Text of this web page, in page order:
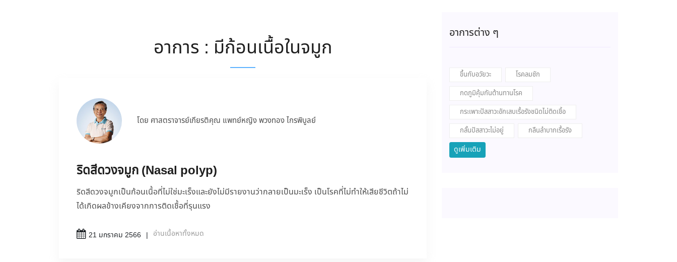
อาการ : มีก้อนเนื้อในจมูก
โดย ศาสตราจารย์เกียรติคุณ แพทย์หญิง พวงทอง ไกรพิบูลย์
ริดสีดวงจมูก (Nasal polyp)
ริดสีดวงจมูกเป็นก้อนเนื้อที่ไม่ใช่มะเร็งและยังไม่มีรายงานว่ากลายเป็นมะเร็ง เป็นโรคที่ไม่ทำให้เสียชีวิตถ้าไม่
ได้เกิดผลข้างเคียงจากการติดเชื้อที่รุนแรง
21 มกราคม 2566 อ่านเนื้อหาทั้งหมด
อาการต่าง ๆ
ขึ้นกับอวัยวะ
โรคลมชัก
กดภูมิคุ้มกันต้านทานโรค
กระเพาะปัสสาวะอักเสบเรื้อรังชนิดไม่ติดเชื้อ
กลั้นปัสสาวะไม่อยู่
กลืนลำบากเรื้อรัง
ดูเพิ่มเติม